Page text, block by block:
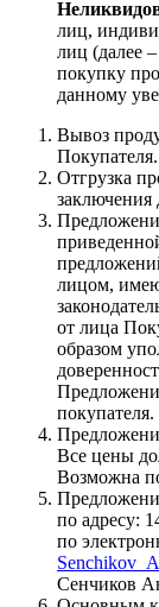
лиц,
лиц (далее
покупку
данному
Вывоз
Покупателя.
Отгрузка
заключения
лицом,
от лица
образом
покупателя.
Все цены
Возможна
по адресу:
по
Сенчиков